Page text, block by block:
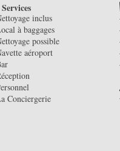
Services
inclus
à baggages
possible
aéroport
Conciergerie